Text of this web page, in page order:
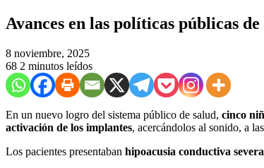
Avances en las políticas públicas
8 noviembre, 2025
68 2 minutos leídos
En un nuevo logro del sistema público de salud, cinco
activación de los implantes, acercándolos al sonido, a
Los pacientes presentaban hipoacusia conductiva